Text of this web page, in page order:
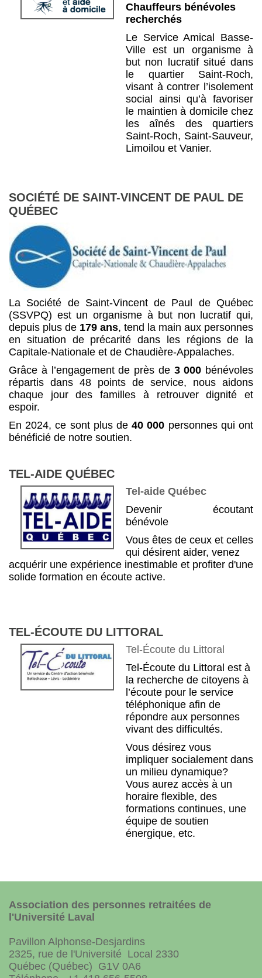
Chauffeurs bénévoles
recherchés
Le Service Amical Basse-
Ville est un organisme à
but non lucratif situé dans
le quartier Saint-Roch,
visant à contrer l’isolement
social ainsi qu’à favoriser
le maintien à domicile chez
les aînés des quartiers
Saint-Roch, Saint-Sauveur,
Limoilou et Vanier.
SOCIÉTÉ DE SAINT-VINCENT DE PAUL DE
QUÉBEC
La Société de Saint-Vincent de Paul de Québec
(SSVPQ) est un organisme à but non lucratif qui,
depuis plus de 179 ans, tend la main aux personnes
en situation de précarité dans les régions de la
Capitale-Nationale et de Chaudière-Appalaches.
Grâce à l’engagement de près de 3 000 bénévoles
répartis dans 48 points de service, nous aidons
chaque jour des familles à retrouver dignité et
espoir.
En 2024, ce sont plus de40 000 personnes qui ont
bénéficié de notre soutien.
TEL-AIDE QUÉBEC
Tel-aide Québec
Devenir écoutant
bénévole
Vous êtes de ceux et celles
qui désirent aider, venez
acquérir une expérience inestimable et profiter d'une
solide formation en écoute active.
TEL-ÉCOUTE DU LITTORAL
Tel-Écoute du Littoral
Tel-Écoute du Littoral est à
la recherche de citoyens à
l’écoute pour le service
téléphonique afin de
répondre aux personnes
vivant des difficultés.
Vous désirez vous
impliquer socialement dans
un milieu dynamique?
Vous aurez accès à un
horaire flexible, des
formations continues, une
équipe de soutien
énergique, etc.
Association des personnes retraitées de
l'Université Laval
Pavillon Alphonse-Desjardins
2325, rue de l'Université Local 2330
Québec (Québec) G1V 0A6